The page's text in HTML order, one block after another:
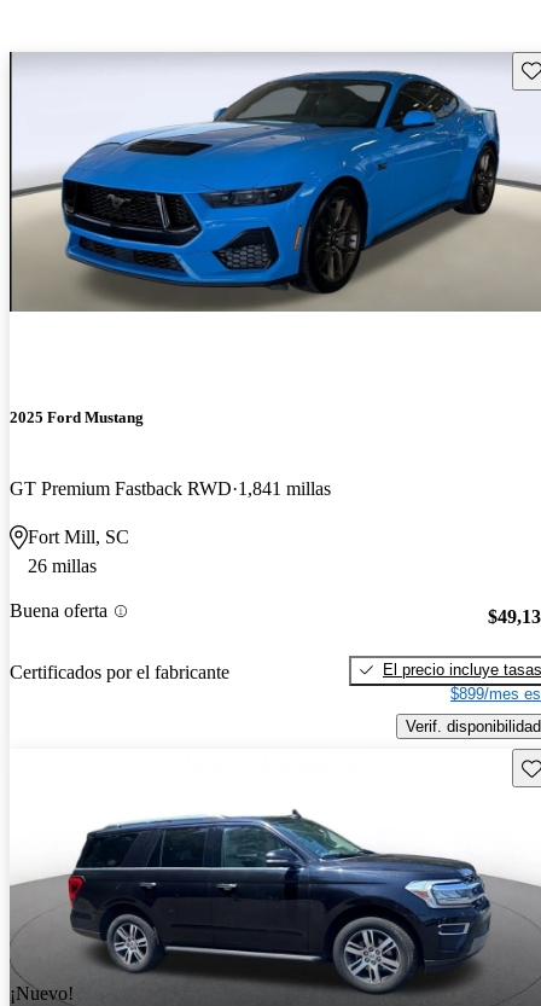
2025 Ford Mustang
GT Premium Fastback RWD 1,841 millas
Fort Mill, SC
26 millas
Buena oferta
Certificados por el fabricante
El precio incluye tasas
$899/mes
Verif. disponibilidad
¡Nuevo!